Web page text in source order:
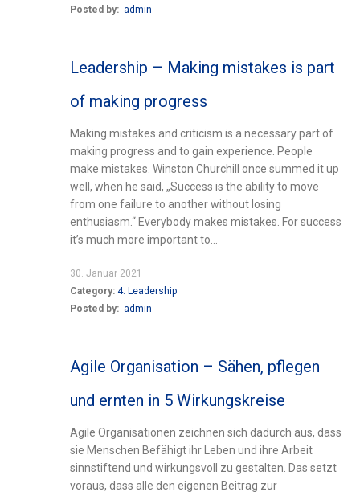
Posted by: admin
Leadership – Making mistakes is part
of making progress
Making mistakes and criticism is a necessary part of
making progress and to gain experience. People
make mistakes. Winston Churchill once summed it up
well, when he said, „Success is the ability to move
from one failure to another without losing
enthusiasm.“ Everybody makes mistakes. For success
it’s much more important to...
30. Januar 2021
Category:4. Leadership
Posted by: admin
Agile Organisation – Sähen, pflegen
und ernten in 5 Wirkungskreise
Agile Organisationen zeichnen sich dadurch aus, dass
sie Menschen Befähigt ihr Leben und ihre Arbeit
sinnstiftend und wirkungsvoll zu gestalten. Das setzt
voraus, dass alle den eigenen Beitrag zur